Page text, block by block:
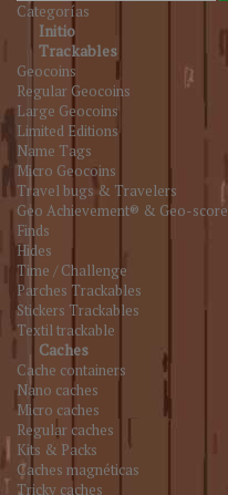
Categorías
Initio
Trackables
Geocoins
Regular Geocoins
Large Geocoins
Limited Editions
Name Tags
Micro Geocoins
Travel bugs & Travelers
Geo Achievement® & Geo-score
Finds
Hides
Time / Challenge
Parches Trackables
Stickers Trackables
Textil trackable
Caches
Cache containers
Nano caches
Micro caches
Regular caches
Kits & Packs
Caches magnéticas
Tricky caches